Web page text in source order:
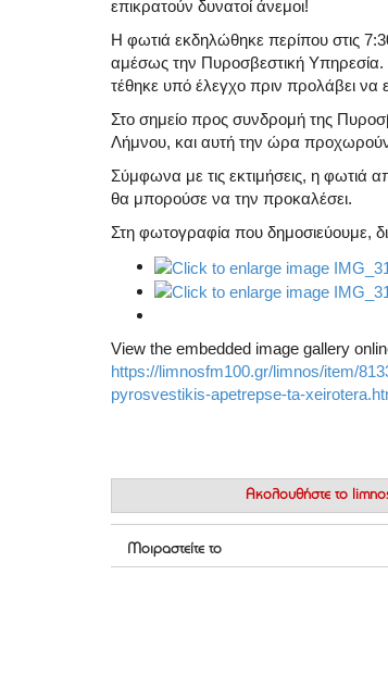
επικρατούν δυνατοί άνεμοι!
Η φωτιά εκδηλώθηκε περίπου στις
αμέσως την Πυροσβεστική
τέθηκε υπό έλεγχο πριν προλάβει να
Στο σημείο προς συνδρομή της
Λήμνου, και αυτή την ώρα
Σύμφωνα με τις εκτιμήσεις, η φωτιά
θα μπορούσε να την προκαλέσει.
Στη φωτογραφία που δημοσιεύουμε,
View the embedded image gallery
https://limnosfm100.gr/limnos/item/
pyrosvestikis-apetrepse-ta-
Ακολουθήστε το
Μοιραστείτε το